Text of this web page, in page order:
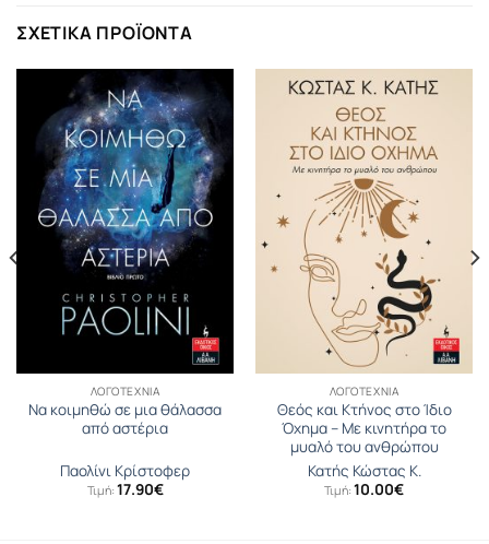
ΣΧΕΤΙΚΆ ΠΡΟΪΌΝΤΑ
ΛΟΓΟΤΕΧΝΊΑ
Να κοιμηθώ σε μια θάλασσα
από αστέρια
Παολίνι Κρίστοφερ
Τιμή: 17.90€
ΛΟΓΟΤΕΧΝΊΑ
Θεός και Κτήνος στο Ίδιο
Όχηµα – Με κινητήρα το
μυαλό του ανθρώπου
Κατής Κώστας Κ.
Τιμή: 10.00€